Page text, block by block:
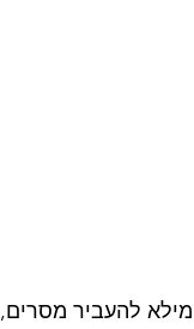
מילא להעביר מסרים,